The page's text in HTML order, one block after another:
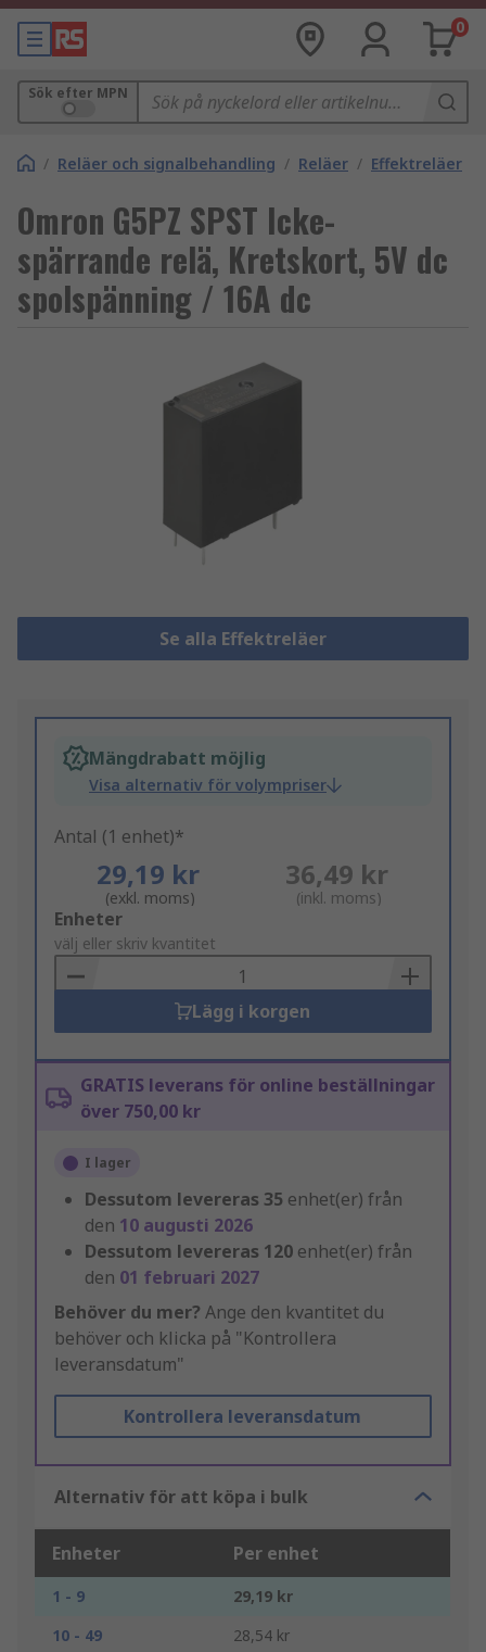
0
Sök efter MPN
/ Reläer och signalbehandling / Reläer / Effektreläer
Omron G5PZ SPST Icke-
spärrande relä, Kretskort, 5V dc
spolspänning / 16A dc
Se alla Effektreläer
Mängdrabatt möjlig
Visa alternativ för volympriser
Antal (1 enhet)*
29,19 kr
(exkl. moms)
36,49 kr
(inkl. moms)
Add
to
Basket
Enheter
välj eller skriv kvantitet
Lägg i korgen
GRATIS leverans för online beställningar
över 750,00 kr
I lager
Dessutom levereras 35 enhet(er) från
den 10 augusti 2026
Dessutom levereras 120 enhet(er) från
den 01 februari 2027
Behöver du mer? Ange den kvantitet du
behöver och klicka på "Kontrollera
leveransdatum"
Kontrollera leveransdatum
Alternativ för att köpa i bulk
Enheter Per enhet
1 - 9
29,19 kr
10 - 49
28,54 kr